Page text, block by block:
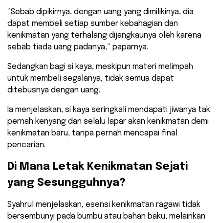
“Sebab dipikirnya, dengan uang yang dimilikinya, dia
dapat membeli setiap sumber kebahagian dan
kenikmatan yang terhalang dijangkaunya oleh karena
sebab tiada uang padanya,” paparnya.
​Sedangkan bagi si kaya, meskipun materi melimpah
untuk membeli segalanya, tidak semua dapat
ditebusnya dengan uang.
Ia menjelaskan, si kaya seringkali mendapati jiwanya tak
pernah kenyang dan selalu lapar akan kenikmatan demi
kenikmatan baru, tanpa pernah mencapai final
pencarian.
Di Mana Letak Kenikmatan Sejati
yang Sesungguhnya?
​Syahrul menjelaskan, esensi kenikmatan ragawi tidak
bersembunyi pada bumbu atau bahan baku, melainkan